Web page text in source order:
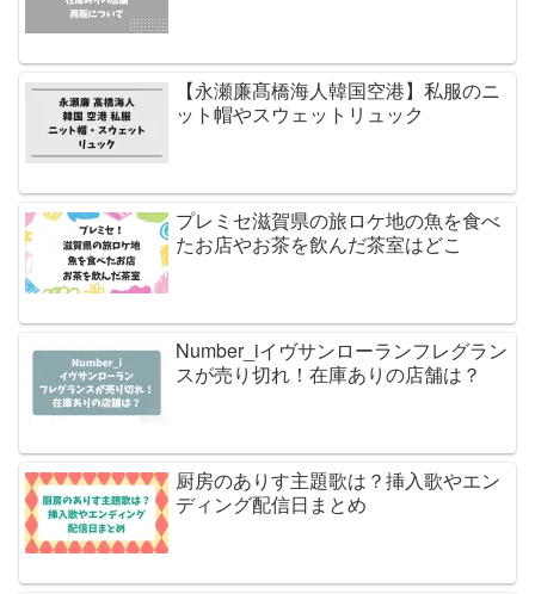
【永瀬廉髙橋海人韓国空港】私服のニ
ット帽やスウェットリュック
プレミセ滋賀県の旅ロケ地の魚を食べ
たお店やお茶を飲んだ茶室はどこ
Number_iイヴサンローランフレグラン
スが売り切れ！在庫ありの店舗は？
厨房のありす主題歌は？挿入歌やエン
ディング配信日まとめ